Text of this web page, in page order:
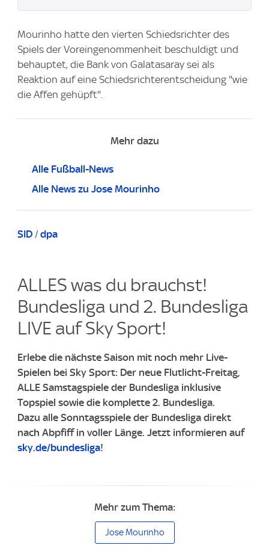
Mourinho hatte den vierten Schiedsrichter des
Spiels der Voreingenommenheit beschuldigt und
behauptet, die Bank von Galatasaray sei als
Reaktion auf eine Schiedsrichterentscheidung "wie
die Affen gehüpft".
Mehr dazu
Alle Fußball-News
Alle News zu Jose Mourinho
SID / dpa
ALLES was du brauchst!
Bundesliga und 2. Bundesliga
LIVE auf Sky Sport!
Erlebe die nächste Saison mit noch mehr Live-
Spielen bei Sky Sport: Der neue Flutlicht-Freitag,
ALLE Samstagspiele der Bundesliga inklusive
Topspiel sowie die komplette 2. Bundesliga.
Dazu alle Sonntagsspiele der Bundesliga direkt
nach Abpfiff in voller Länge. Jetzt informieren auf
sky.de/bundesliga!
Mehr zum Thema:
Jose Mourinho